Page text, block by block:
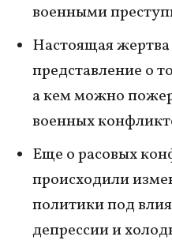
военными
Настоящая
представление о
а кем можно
военных
Еще о расовых
происходили
политики под
депрессии и